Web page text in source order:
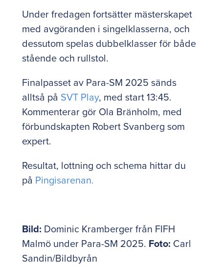
Under fredagen fortsätter mästerskapet
med avgöranden i singelklasserna, och
dessutom spelas dubbelklasser för både
stående och rullstol.
Finalpasset av Para-SM 2025 sänds
alltså på SVT Play, med start 13:45.
Kommenterar gör Ola Bränholm, med
förbundskapten Robert Svanberg som
expert.
Resultat, lottning och schema hittar du
på Pingisarenan.
Bild: Dominic Kramberger från FIFH
Malmö under Para-SM 2025. Foto: Carl
Sandin/Bildbyrån